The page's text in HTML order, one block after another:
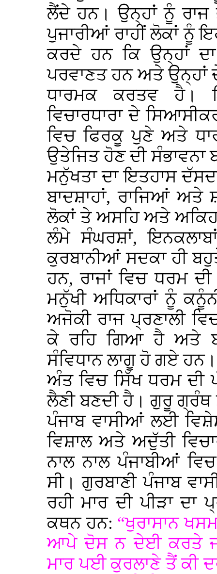
ਲੈਂਦੇ ਹਨ। ਉਨ੍ਹਾਂ ਨੂੰ ਰਾਜ
ਪੁਜਾਰੀਆਂ ਰਾਹੀਂ ਲੋਕਾਂ ਨੂੰ
ਕਰਦੇ ਹਨ ਕਿ ਉਨ੍ਹਾਂ
ਪਰਵਾਣਤ ਹਨ ਅਤੇ ਉਨ੍ਹਾਂ
ਧਾਰਮਕ ਕਰਤਵ ਹੈ।
ਵਿਚਾਰਧਾਰਾ ਦੇ
ਵਿਚ ਫਿਰਕੂ ਪੁਣੇ ਅਤੇ
ਉਤੇਜਿਤ ਹੋਣ ਦੀ ਸੰਭਾਵਨਾ
ਮਨੁੱਖਤਾ ਦਾ ਇਤਹਾਸ
ਬਾਦਸ਼ਾਹਾਂ, ਰਾਜਿਆਂ ਅਤੇ
ਲੋਕਾਂ ਤੇ ਅਸਹਿ ਅਤੇ
ਲੰਮੇ ਸੰਘਰਸ਼ਾਂ,
ਕੁਰਬਾਨੀਆਂ ਸਦਕਾ ਹੀ
ਹਨ, ਰਾਜਾਂ ਵਿਚ ਧਰਮ
ਮਨੁੱਖੀ ਅਧਿਕਾਰਾਂ ਨੂੰ
ਅਜੋਕੀ ਰਾਜ ਪ੍ਰਣਾਲੀ
ਕੇ ਰਹਿ ਗਿਆ ਹੈ ਅਤੇ
ਸੰਵਿਧਾਨ ਲਾਗੂ ਹੋ ਗਏ ਹਨ।
ਅੰਤ ਵਿਚ ਸਿੱਖ ਧਰਮ ਦੀ
ਲੈਣੀ ਬਣਦੀ ਹੈ। ਗੁਰੂ ਗ੍ਰੰਥ
ਪੰਜਾਬ ਵਾਸੀਆਂ ਲਈ
ਵਿਸ਼ਾਲ ਅਤੇ ਅਦੁੱਤੀ
ਨਾਲ ਨਾਲ ਪੰਜਾਬੀਆਂ
ਸੀ। ਗੁਰਬਾਣੀ ਪੰਜਾਬ
ਰਹੀ ਮਾਰ ਦੀ ਪੀੜਾ ਦਾ
ਕਥਨ ਹਨ: “ਖੁਰਾਸਾਨ
ਆਪੇ ਦੋਸ ਨ ਦੇਈ ਕਰਤੇ
ਮਾਰ ਪਈ ਕੁਰਲਾਣੇ ਤੈਂ